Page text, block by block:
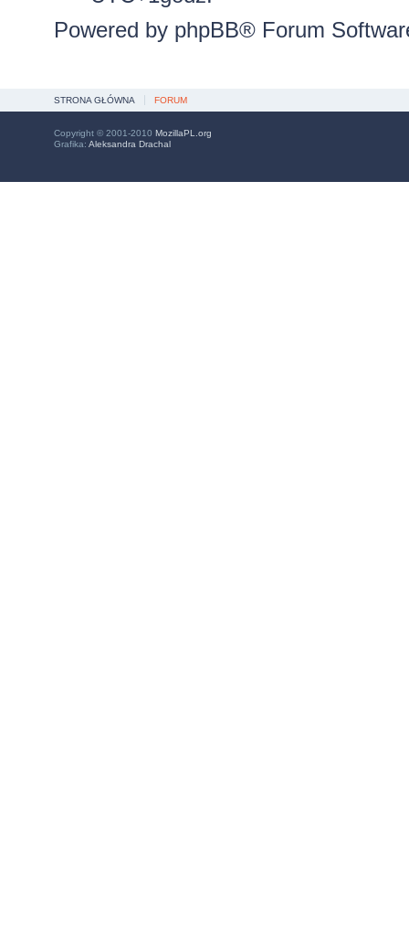
Powered by phpBB® Forum
STRONA GŁÓWNA FORUM
Copyright © 2001-2010 MozillaPL.org
Grafika: Aleksandra Drachal